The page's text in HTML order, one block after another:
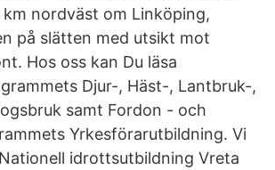
nordväst om Linköping,
på slätten med utsikt mot
Hos oss kan Du läsa
Djur-, Häst-, Lantbruk-,
samt Fordon - och
Yrkesförarutbildning. Vi
idrottsutbildning Vreta